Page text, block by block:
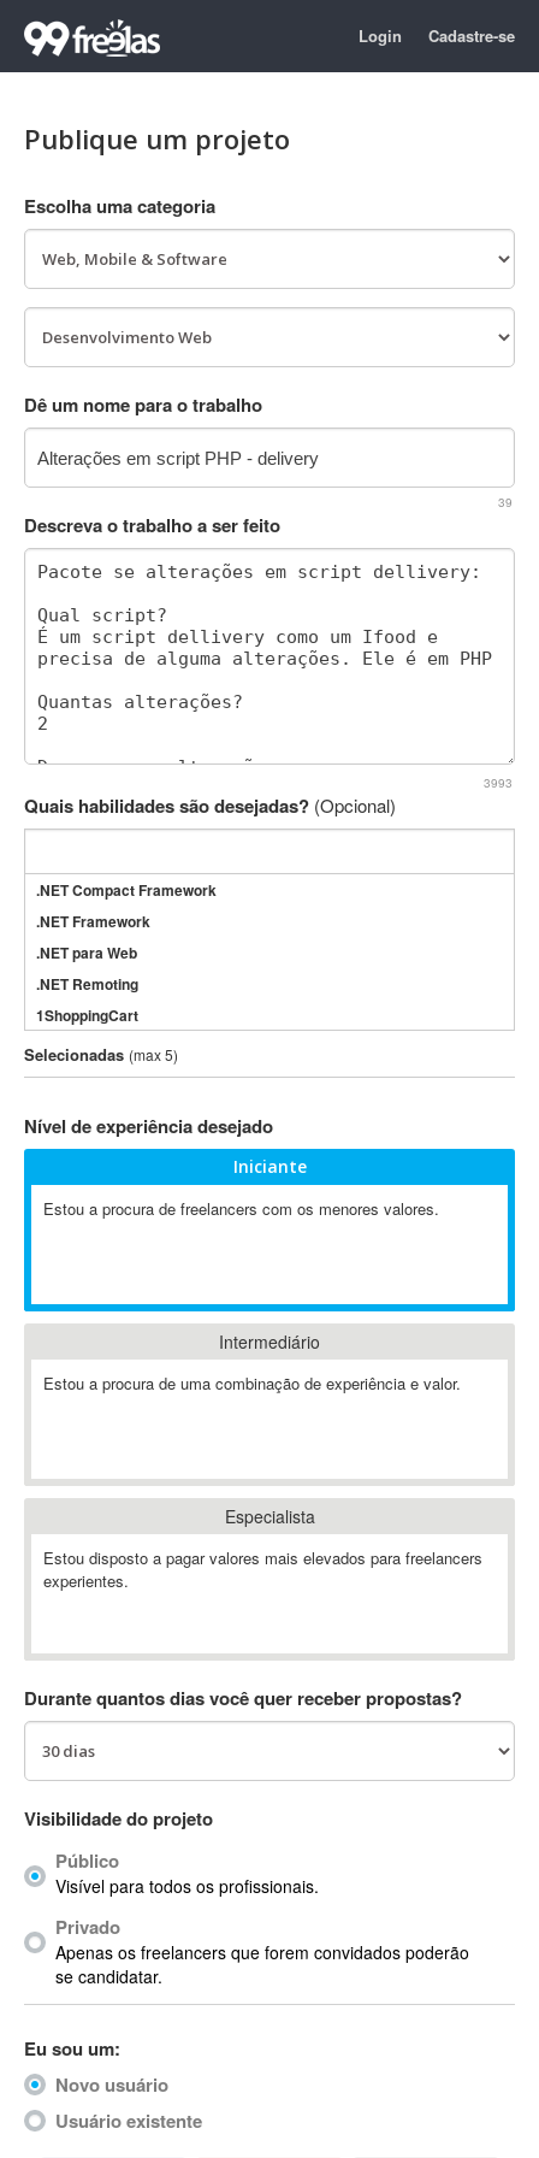
Login Cadastre-se
Publique um projeto
Escolha uma categoria
Dê um nome para o trabalho
39
Descreva o trabalho a ser feito
3993
Quais habilidades são desejadas? (Opcional)
.NET Compact Framework
.NET Framework
.NET para Web
.NET Remoting
1ShoppingCart
3DS Max
3GSM
802.11
A-GPS
ABAP
Abaqus
ABBYY FineReader
Ableton
Ableton Push
Abstract
AC3
ACID Pro
ACPI
Acrobat
Acrobat X
Acronis
ACT
Actimize
ActionScript
ActionScript 3
Selecionadas (max 5)
Nível de experiência desejado
Iniciante
Estou a procura de freelancers com os menores valores.
Intermediário
Estou a procura de uma combinação de experiência e valor.
Especialista
Estou disposto a pagar valores mais elevados para freelancers
experientes.
Durante quantos dias você quer receber propostas?
Visibilidade do projeto
Público
Visível para todos os profissionais.
Privado
Apenas os freelancers que forem convidados poderão
se candidatar.
Eu sou um:
Novo usuário
Usuário existente